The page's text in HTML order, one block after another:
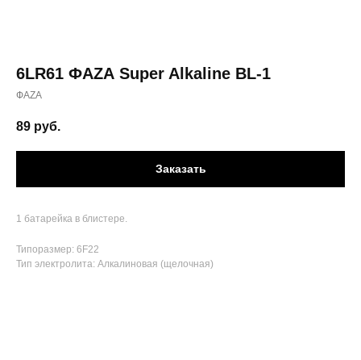
6LR61 ФАZА Super Alkaline BL-1
ФАZА
89 руб.
Заказать
1 батарейка в блистере.
Типоразмер: 6F22
Тип электролита: Алкалиновая (щелочная)